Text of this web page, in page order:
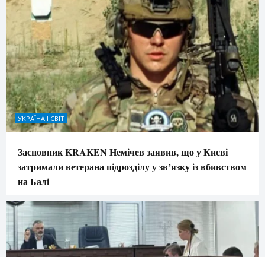
УКРАЇНА І СВІТ
Засновник KRAKEN Немічев заявив, що у Києві
затримали ветерана підрозділу у зв’язку із вбивством
на Балі